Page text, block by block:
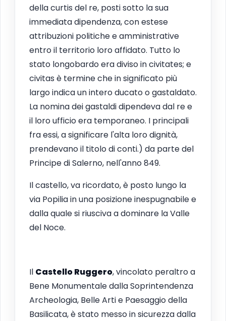
della curtis del re, posti sotto la sua
immediata dipendenza, con estese
attribuzioni politiche e amministrative
entro il territorio loro affidato. Tutto lo
stato longobardo era diviso in civitates; e
civitas è termine che in significato più
largo indica un intero ducato o gastaldato.
La nomina dei gastaldi dipendeva dal re e
il loro ufficio era temporaneo. I principali
fra essi, a significare l'alta loro dignità,
prendevano il titolo di conti.) da parte del
Principe di Salerno, nell'anno 849.
Il castello, va ricordato, è posto lungo la
via Popilia in una posizione inespugnabile e
dalla quale si riusciva a dominare la Valle
del Noce.
Il Castello Ruggero, vincolato peraltro a
Bene Monumentale dalla Soprintendenza
Archeologia, Belle Arti e Paesaggio della
Basilicata, è stato messo in sicurezza dalla